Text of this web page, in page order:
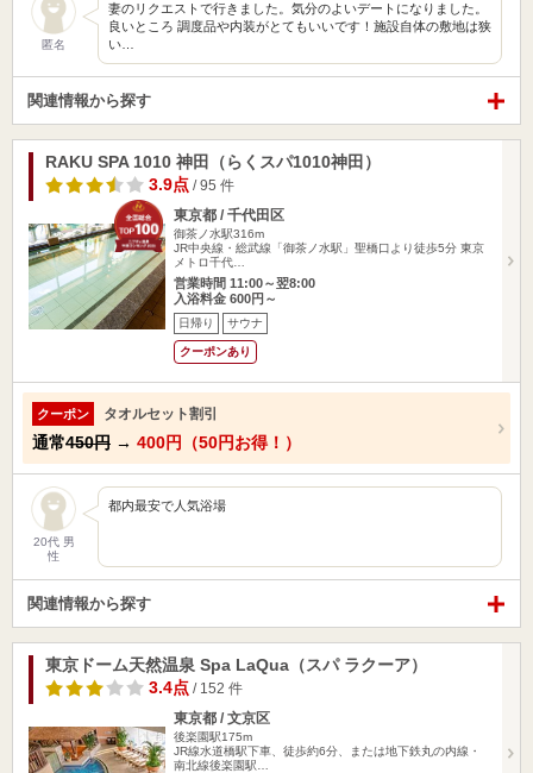
匿名
妻のリクエストで行きました。気分のよいデートになりました。
良いところ 調度品や内装がとてもいいです！施設自体の敷地は狭
い…
関連情報から探す
RAKU SPA 1010 神田（らくスパ1010神田）
3.9点 / 95 件
東京都 / 千代田区
御茶ノ水駅316m
JR中央線・総武線「御茶ノ水駅」聖橋口より徒歩5分 東京
メトロ千代…
営業時間 11:00～翌8:00
入浴料金 600円～
日帰り サウナ
クーポンあり
クーポン タオルセット割引
通常450円 → 400円（50円お得！）
20代 男
性
都内最安で人気浴場
関連情報から探す
東京ドーム天然温泉 Spa LaQua（スパ ラクーア）
3.4点 / 152 件
東京都 / 文京区
後楽園駅175m
JR線水道橋駅下車、徒歩約6分、または地下鉄丸の内線・
南北線後楽園駅…